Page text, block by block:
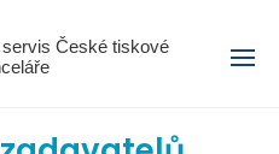
servis České tiskové
Menu